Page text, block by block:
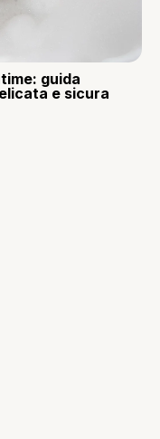
guida
e sicura